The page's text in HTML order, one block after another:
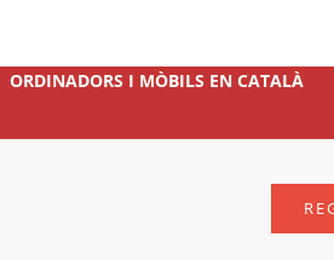
ORDINADORS I MÒBILS EN CATALÀ